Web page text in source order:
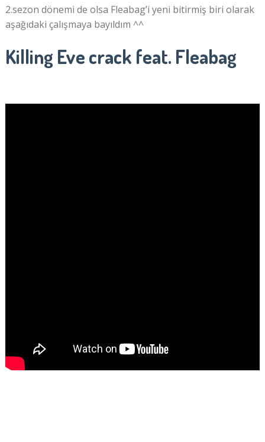
2.sezon dönemi de olsa Fleabag’i yeni bitirmiş biri olarak
aşağıdaki çalışmaya bayıldım ^^
Killing Eve crack feat. Fleabag